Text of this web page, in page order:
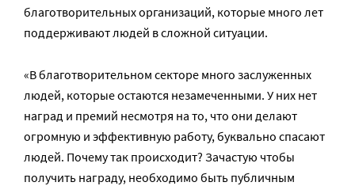
благотворительных организаций, которые много лет
поддерживают людей в сложной ситуации.
«В благотворительном секторе много заслуженных
людей, которые остаются незамеченными. У них нет
наград и премий несмотря на то, что они делают
огромную и эффективную работу, буквально спасают
людей. Почему так происходит? Зачастую чтобы
получить награду, необходимо быть публичным